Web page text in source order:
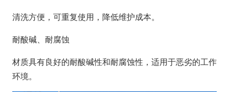
清洗方便，可重复使用，降低维护成本。
耐酸碱、耐腐蚀
材质具有良好的耐酸碱性和耐腐蚀性，适用于恶劣的工作
环境。